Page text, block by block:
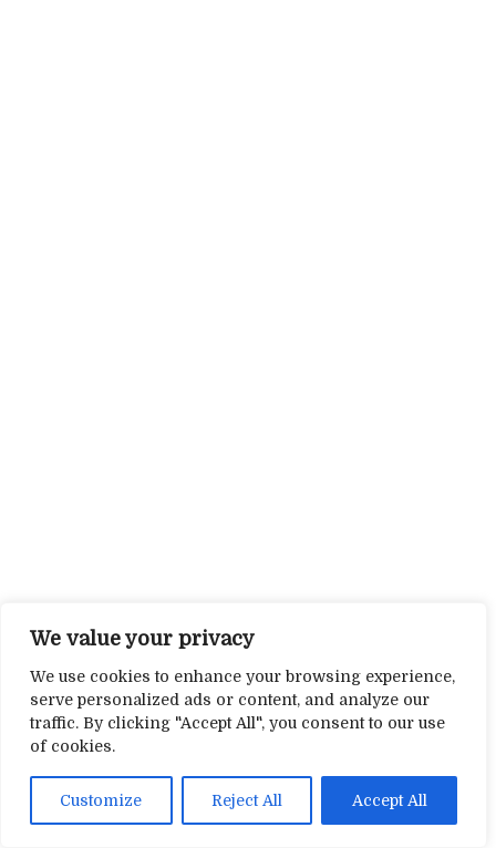
We value your privacy
We use cookies to enhance your browsing experience,
serve personalized ads or content, and analyze our
traffic. By clicking "Accept All", you consent to our use
of cookies.
Customize Reject All Accept All